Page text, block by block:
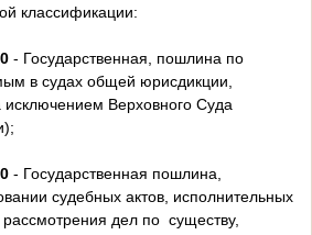
классификации:
- Государственная, пошлина по
в судах общей юрисдикции,
Верховного Суда
- Государственная пошлина,
судебных актов, исполнительных
рассмотрения дел по существу,